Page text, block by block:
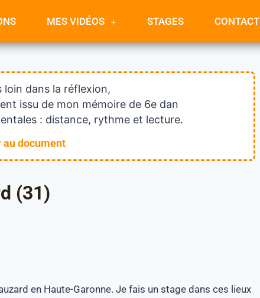
MES VIDÉOS STAGES CONTACT
loin dans la réflexion,
issu de mon mémoire de 6e dan
: distance, rythme et lecture.
au document
(31)
en Haute-Garonne. Je fais un stage dans ces lieux